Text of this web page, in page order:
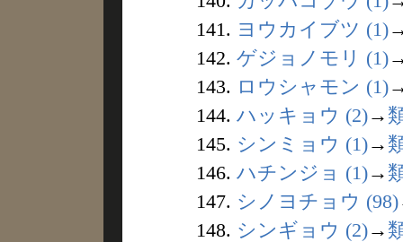
141. ヨウカイブツ (1)
142. ゲジョノモリ (1)
143. ロウシャモン (1)
144. ハッキョウ (2)→
145. シンミョウ (1)→
146. ハチンジョ (1)→
147. シノヨチョウ (98)
148. シンギョウ (2)→